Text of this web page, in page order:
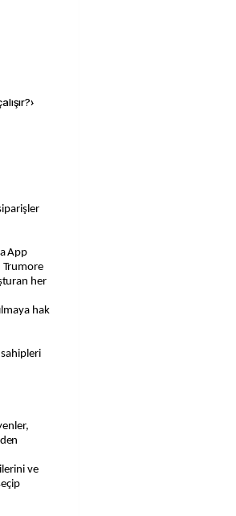
›
App
Trumore
her
hak
ve